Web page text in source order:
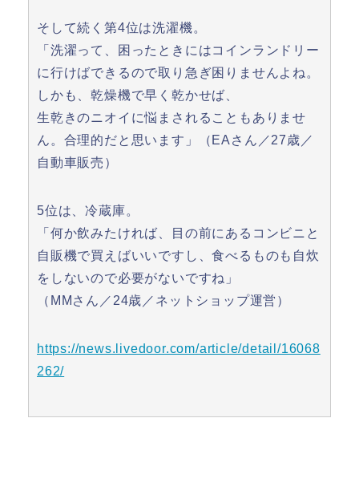
そして続く第4位は洗濯機。
「洗濯って、困ったときにはコインランドリー
に行けばできるので取り急ぎ困りませんよね。
しかも、乾燥機で早く乾かせば、
生乾きのニオイに悩まされることもありませ
ん。合理的だと思います」（EAさん／27歳／
自動車販売）
5位は、冷蔵庫。
「何か飲みたければ、目の前にあるコンビニと
自販機で買えばいいですし、食べるものも自炊
をしないので必要がないですね」
（MMさん／24歳／ネットショップ運営）
https://news.livedoor.com/article/detail/16068
262/